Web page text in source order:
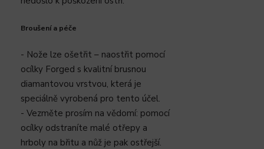
Broušení a péče
- Nože lze ošetřit – naostřit pomocí
ocílky Forged s kvalitní brusnou
diamantovou vrstvou, která je
speciálně vyrobená pro tento účel.
- Vezměte prosím na vědomí: pomocí
ocílky odstraníte malé otřepy a
hrboly na břitu a nůž je pak ostřejší.